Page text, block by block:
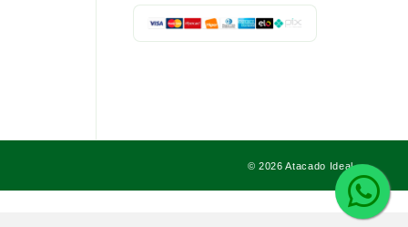
© 2026 Atacado Ideal